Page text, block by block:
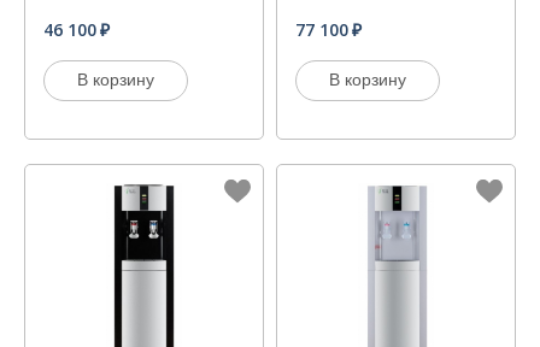
46 100
В корзину
77 100
В корзину